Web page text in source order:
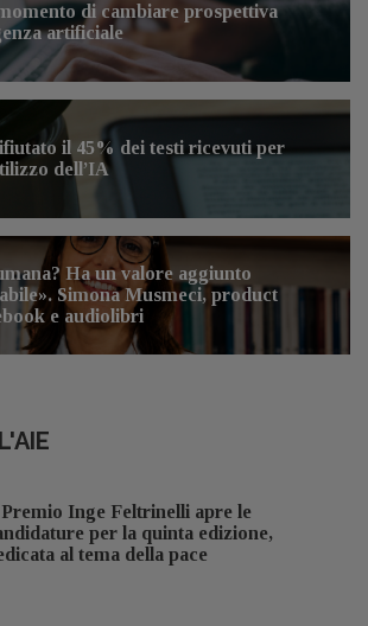
di cambiare prospettiva
artificiale
il 45% dei testi ricevuti per
dell’IA
Ha un valore aggiunto
Simona Musmeci, product
e audiolibri
Inge Feltrinelli apre le
per la quinta edizione,
al tema della pace